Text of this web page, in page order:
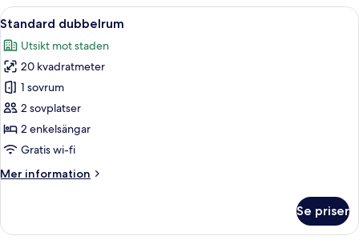
Öppna
alla
foton
för
Standard
dubbelrum
Ett hotellrum med två sängar, ett
4
Standard dubbelrum
Utsikt mot staden
20 kvadratmeter
1 sovrum
2 sovplatser
2 enkelsängar
Gratis wi-fi
Mer information
Mer
dubbelrum
Se priser